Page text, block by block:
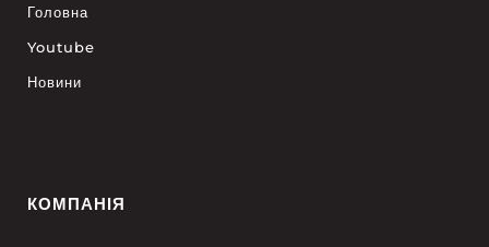
Головна
Youtube
Новини
КОМПАНІЯ